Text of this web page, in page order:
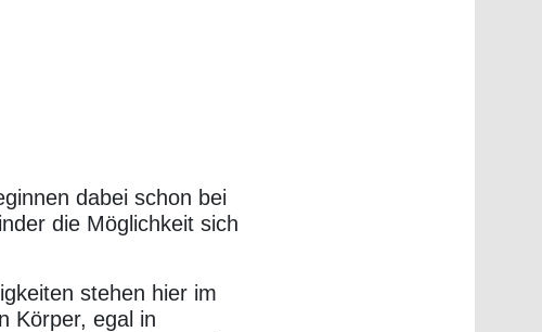
dabei schon bei
die Möglichkeit sich
stehen hier im
Körper, egal in